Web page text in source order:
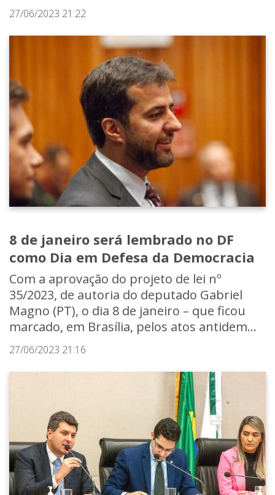
27/06/2023 21:22
8 de janeiro será lembrado no DF
como Dia em Defesa da Democracia
Com a aprovação do projeto de lei nº
35/2023, de autoria do deputado Gabriel
Magno (PT), o dia 8 de janeiro – que ficou
marcado, em Brasília, pelos atos antidem...
27/06/2023 21:16